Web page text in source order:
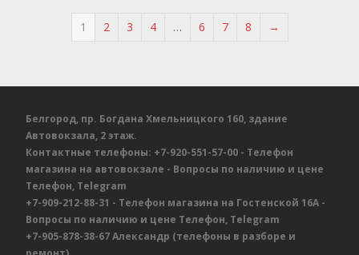
1 2 3 4 … 6 7 8 →
Белгород, пр. Богдана Хмельницкого 160, здание
Автовокзала, 2 этаж.
Контактные телефоны: +7-920-551-57-00 - Телефон
магазина на автовокзале - Вопросы по наличию и цене
Телефон, Telegram
+7-909-212-88-31 - Телефон магазина на Гостенской 16А -
Вопросы по наличию и цене Телефон, Telegram
+7-905-878-38-67Александр (телефоны в разборе и